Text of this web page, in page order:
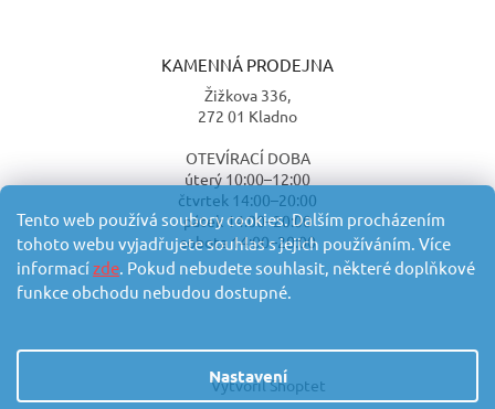
Tento web používá soubory cookies. Dalším procházením
tohoto webu vyjadřujete souhlas s jejich používáním. Více
informacízde. Pokud nebudete souhlasit, některé doplňkové
funkce obchodu nebudou dostupné.
Nastavení
KAMENNÁ PRODEJNA
Žižkova 336,
272 01 Kladno
OTEVÍRACÍ DOBA
úterý 10:00–12:00
čtvrtek 14:00–20:00
pátek 14:00–20:00
sobota 14:00–20:00
Vytvořil Shoptet